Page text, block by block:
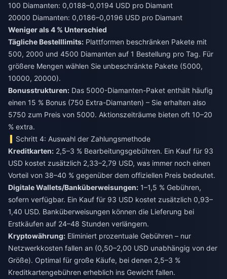
100 Diamanten: 0,0188–0,0194 USD pro Diamant
20000 Diamanten: 0,0186–0,0196 USD pro Diamant
Weniger als 4 % Unterschied
Tägliche Bestelllimits: Plattformen beschränken Pakete mit
500, 2000 und 4500 Diamanten auf 1 Bestellung pro Tag. Für
größere Mengen wählen Sie unbeschränkte Pakete (5000,
10000, 20000).
Bonusstrukturen: Das 5000-Diamanten-Paket enthält häufig
einen 15 % Bonus (750 Extra-Diamanten) – Sie erhalten also
5750 zum Preis von 5000. Aktionszeiträume bieten oft 10–20
% extra.
Schritt 4: Auswahl der Zahlungsmethode
Kreditkarten: 2,5–3 % Bearbeitungsgebühren. Ein Kauf für 93
USD kostet zusätzlich 2,33–2,79 USD, was immer noch einen
Vorteil von 38–40 % gegenüber dem offiziellen Preis bedeutet.
Digitale Wallets/Banküberweisungen: 1–1,5 % Gebühren,
sofern verfügbar. Ein Kauf für 93 USD kostet zusätzlich 0,93–
1,40 USD. Banküberweisungen können die Lieferung bei
Erstkäufen auf 24–48 Stunden verlängern.
Kryptowährung: Eliminiert prozentuale Gebühren – nur
Netzwerkkosten fallen an (0,50–2,00 USD unabhängig von der
Größe). Optimal für große Käufe, bei denen 2,5–3 %
Kreditkartengebühren erheblich ins Gewicht fallen.